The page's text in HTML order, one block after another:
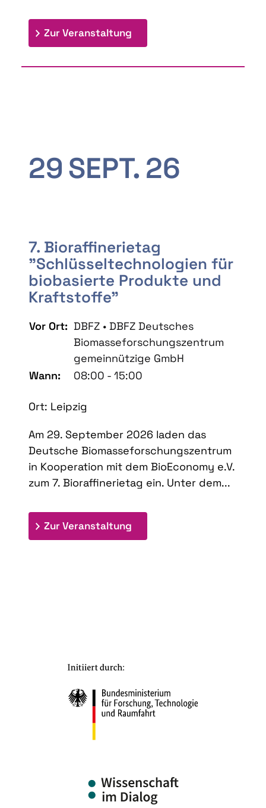
Zur Veranstaltung
29SEPT. 26
7. Bioraffinerietag
"Schlüsseltechnologien für
biobasierte Produkte und
Kraftstoffe"
Vor Ort: DBFZ • DBFZ Deutsches
Biomasseforschungszentrum
gemeinnützige GmbH
Wann:
08:00 - 15:00
Ort: Leipzig
Am 29. September 2026 laden das
Deutsche Biomasseforschungszentrum
in Kooperation mit dem BioEconomy e.V.
zum 7. Bioraffinerietag ein. Unter dem...
Zur Veranstaltung